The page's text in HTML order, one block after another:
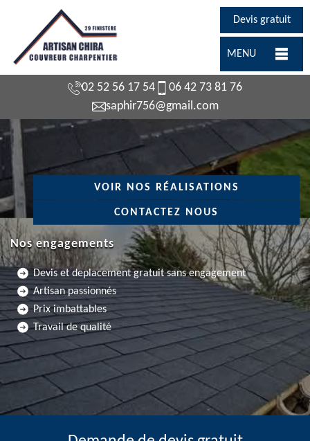
Devis gratuit
MENU
02 52 56 17 54
06 42 73 81 76
saphir756@gmail.com
VOIR NOS RÉALISATIONS
CONTACTEZ NOUS
Nos engagements
Devis et deplacement gratuit sans engagement
Artisan passionnés
Prix imbattables
Travail de qualité